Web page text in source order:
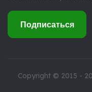
Подписаться
Copyright © 2015 -